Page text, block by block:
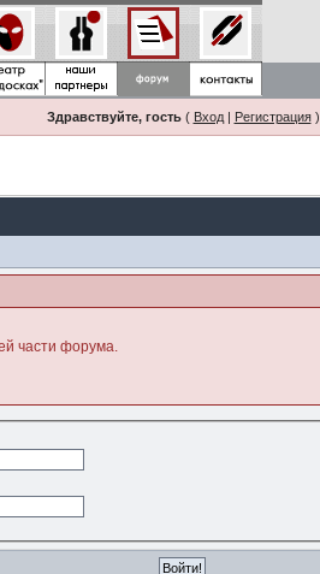
Здравствуйте, гость( Вход| Регистрация)
части форума.